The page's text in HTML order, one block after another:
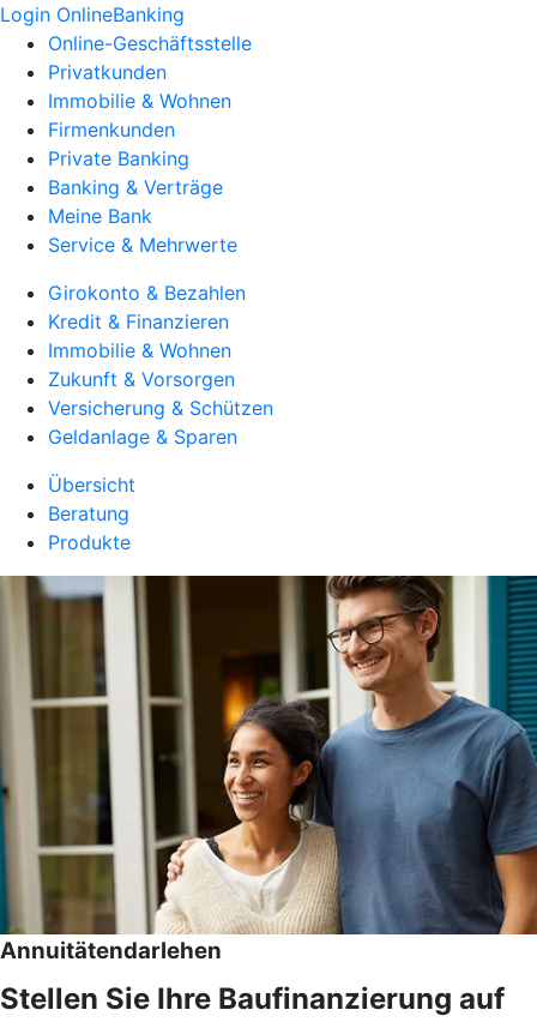
Login OnlineBanking
Online-Geschäftsstelle
Privatkunden
Immobilie & Wohnen
Firmenkunden
Private Banking
Banking & Verträge
Meine Bank
Service & Mehrwerte
Girokonto & Bezahlen
Kredit & Finanzieren
Immobilie & Wohnen
Zukunft & Vorsorgen
Versicherung & Schützen
Geldanlage & Sparen
Übersicht
Beratung
Produkte
Annuitätendarlehen
Stellen Sie Ihre Baufinanzierung auf